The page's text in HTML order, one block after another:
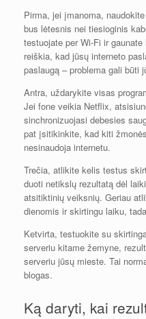
Pirma, jei įmanoma,
bus lėtesnis nei tiesioginis
testuojate per Wi-Fi ir
reiškia, kad jūsų interneto
paslaugą – problema gali būti
Antra, uždarykite visas
Jei fone veikia Netflix,
sinchronizuojasi debesies
pat įsitikinkite, kad kiti
nesinaudoja internetu.
Trečia, atlikite kelis testus
duoti netikslų rezultatą dėl
atsitiktinių veiksnių. Geriau
dienomis ir skirtingu laiku,
Ketvirta, testuokite su
serveriu kitame žemyne,
serveriu jūsų mieste. Tai
blogas.
Ką daryti, kai